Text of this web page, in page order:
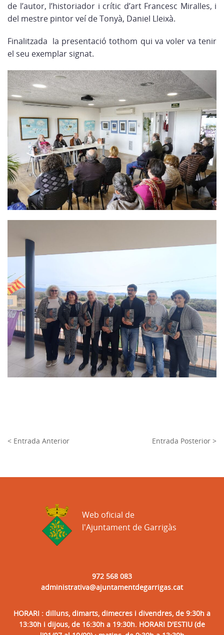
de l’autor, l’historiador i crític d’art Francesc Miralles, i
del mestre pintor veí de Tonyà, Daniel Lleixà.
Finalitzada la presentació tothom qui va voler va tenir
el seu exemplar signat.
< Entrada Anterior Entrada Posterior >
972 568 083
administrativa@ajuntamentdegarrigas.cat
HORARI : dilluns, dimarts, dimecres i divendres, de 9:30h a
13:30h i dijous, de 16:30h a 19:30h. HORARI D'ESTIU (de
Web oficial de
l'Ajuntament de Garrigàs